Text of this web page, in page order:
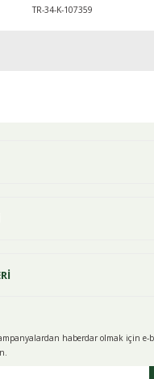
TR-34-K-107359
haberdar olmak için e-